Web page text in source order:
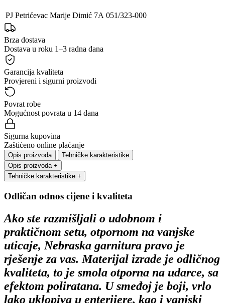
PJ Petrićevac Marije Dimić 7A 051/323-000
Brza dostava
Dostava u roku 1–3 radna dana
Garancija kvaliteta
Provjereni i sigurni proizvodi
Povrat robe
Mogućnost povrata u 14 dana
Sigurna kupovina
Zaštićeno online plaćanje
Opis proizvoda
Tehničke karakteristike
Opis proizvoda +
Tehničke karakteristike +
Odličan odnos cijene i kvaliteta
Ako ste razmišljali o udobnom i
praktičnom setu, otpornom na vanjske
uticaje, Nebraska garnitura pravo je
rješenje za vas. Materijal izrade je odličnog
kvaliteta, to je smola otporna na udarce, sa
efektom poliratana. U smeđoj je boji, vrlo
lako uklopiva u enterijere, kao i vanjski